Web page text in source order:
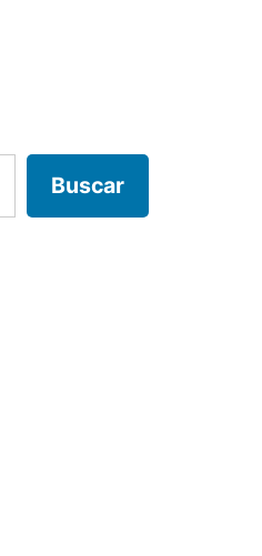
Buscar